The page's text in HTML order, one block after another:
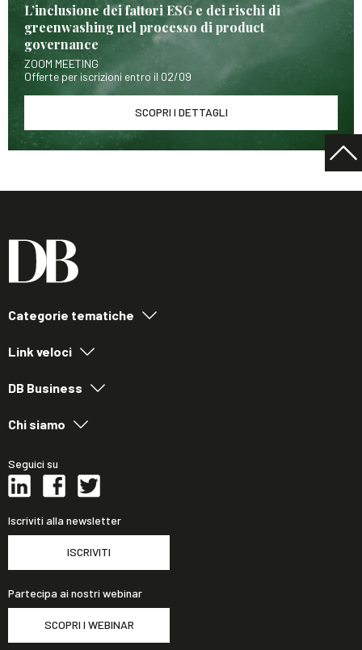
L’inclusione dei fattori ESG e dei rischi di
greenwashing nel processo di product
governance
ZOOM MEETING
Offerte per iscrizioni entro il 02/09
SCOPRI I DETTAGLI
Categorie tematiche
Link veloci
DB Business
Chi siamo
Seguici su
Iscriviti alla newsletter
ISCRIVITI
Partecipa ai nostri webinar
SCOPRI I WEBINAR